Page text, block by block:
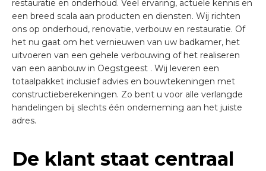
restauratie en onderhoud. Veel ervaring, actuele kennis en
een breed scala aan producten en diensten. Wij richten
ons op onderhoud, renovatie, verbouw en restauratie. Of
het nu gaat om het vernieuwen van uw badkamer, het
uitvoeren van een gehele verbouwing of het realiseren
van een aanbouw in Oegstgeest . Wij leveren een
totaalpakket inclusief advies en bouwtekeningen met
constructieberekeningen. Zo bent u voor alle verlangde
handelingen bij slechts één onderneming aan het juiste
adres.
De klant staat centraal